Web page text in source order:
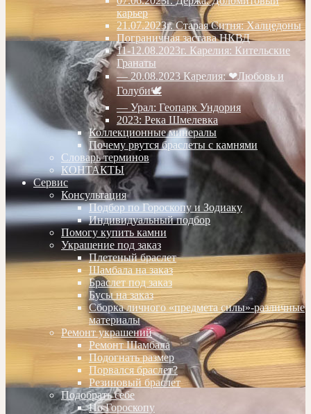
карьер
21.07.2023г. Старая Ситня: Халцедоны
Пограничная застава НКВД
11-12.08.2023г. Карелия: Кительские
Гранаты
— 20.08.2023 Карелия: ❤Любовь и
Голуби🕊
— Урал: Геопарк Ундория
2023: Река Шмелевка
Коллекционные минералы
Почему рвутся браслеты с камнями
Словарь терминов
КОНТАКТЫ
Сервис
Консультация
Подбор по Гороскопу и Зодиаку
Индивидуальный подбор
Помогу купить камни
Украшение под заказ
Плетеный браслет
Шамбала на заказ
Браслет под заказ
Бусы на заказ
Сборка личного «предмета силы»-различные
материалы
Ремонт украшений
Ремонт Шамбала
Подогнать размер
Порвался браслет?
Резиновый браслет
Подобрать себе
По Гороскопу